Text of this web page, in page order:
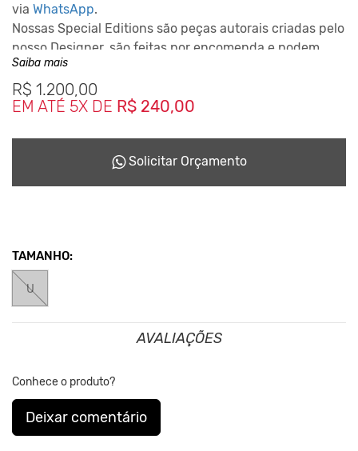
via WhatsApp.
Nossas Special Editions são peças autorais criadas pelo
nosso Designer, são feitas por encomenda e podem
levar até 10 dias para ficarem prontas dependendo da
disponiblidade do nosso Studio de Criação.
Este Conceito da Marca nasceu desde o inicio em 2001,
seriam jogadas no meio ambiente.
Saiba mais
R$ 1.200,00
EM ATÉ 5X DE R$ 240,00
Solicitar Orçamento
TAMANHO:
U
AVALIAÇÕES
Conhece o produto?
Deixar comentário